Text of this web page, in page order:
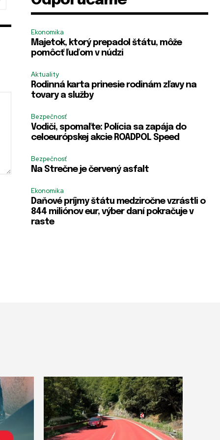
Ekonomika
Majetok, ktorý prepadol štátu, môže
pomôcť ľuďom v núdzi
Aktuality
Rodinná karta prinesie rodinám zľavy na
tovary a služby
Bezpečnosť
Vodiči, spomaľte: Polícia sa zapája do
celoeurópskej akcie ROADPOL Speed
Bezpečnosť
Na Strečne je červený asfalt
Ekonomika
Daňové príjmy štátu medziročne vzrástli o
844 miliónov eur, výber daní pokračuje v
raste